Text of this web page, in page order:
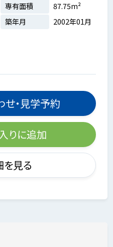
専有面積
87.75m²
築年月 2002年01月
せ・見学予約
りに追加
を見る